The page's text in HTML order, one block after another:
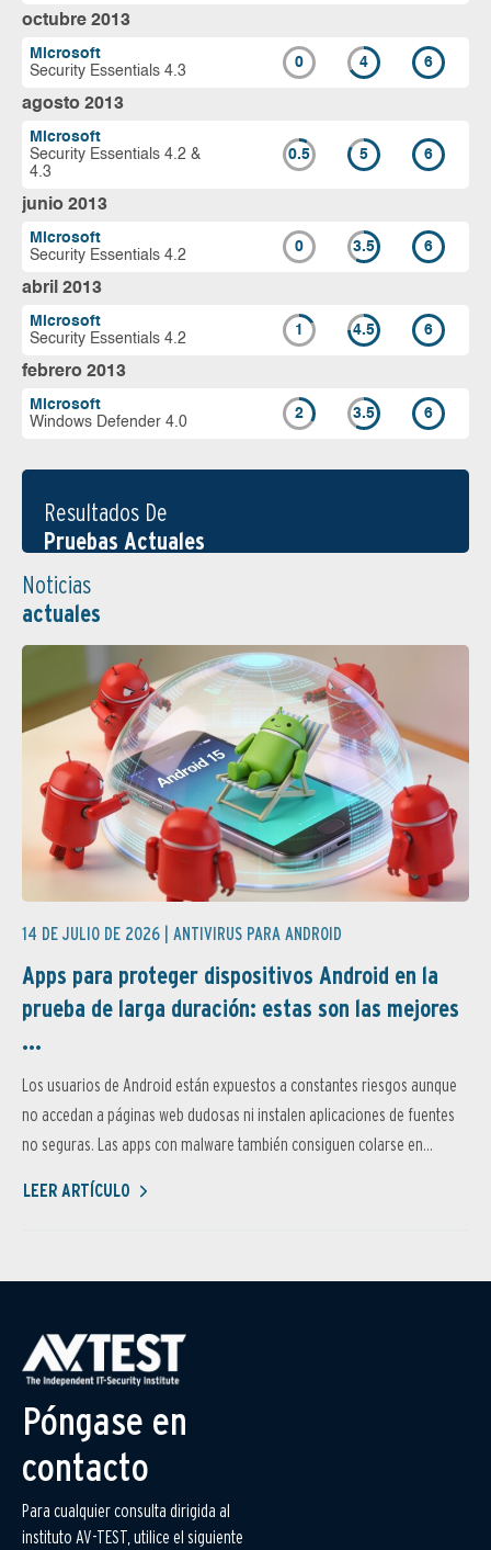
octubre 2013
Microsoft
Security Essentials 4.3
0 4 6
agosto 2013
Microsoft
Security Essentials 4.2 &
4.3
0.5 5 6
junio 2013
Microsoft
Security Essentials 4.2
0 3.5 6
abril 2013
Microsoft
Security Essentials 4.2
1 4.5 6
febrero 2013
Microsoft
Windows Defender 4.0
2 3.5 6
Resultados De
Pruebas Actuales
Noticias
actuales
14 DE JULIO DE 2026 | ANTIVIRUS PARA ANDROID
Apps para proteger dispositivos Android en la
prueba de larga duración: estas son las mejores
...
Los usuarios de Android están expuestos a constantes riesgos aunque
no accedan a páginas web dudosas ni instalen aplicaciones de fuentes
no seguras. Las apps con malware también consiguen colarse en...
LEER ARTÍCULO
Póngase en
contacto
Para cualquier consulta dirigida al
instituto AV-TEST, utilice el siguiente